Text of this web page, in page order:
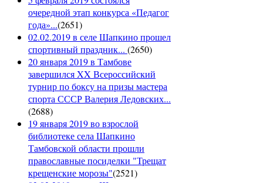
очередной этап конкурса «Педагог
года»...(2651)
02.02.2019 в селе Шапкино прошел
спортивный праздник... (2650)
20 января 2019 в Тамбове
завершился XX Всероссийский
турнир по боксу на призы мастера
спорта СССР Валерия Ледовских...
(2688)
19 января 2019 во взрослой
библиотеке села Шапкино
Тамбовской области прошли
православные посиделки "Трещат
крещенские морозы"(2521)